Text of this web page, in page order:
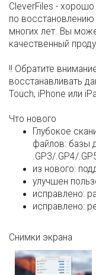
CleverFiles -
по
многих лет. Вы
качественный
!! Обратите
восстанавливать
Touch, iPhone или
Что нового
Глубокое
файлов: базы
.GP3/.GP4/
из нового:
улучшен
исправлено:
исправлено:
Снимки экрана